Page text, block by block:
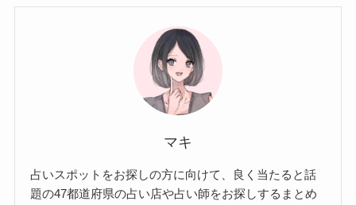
マキ
占いスポットをお探しの方に向けて、良く当たると話
題の47都道府県の占い店や占い師をお探しするまとめ